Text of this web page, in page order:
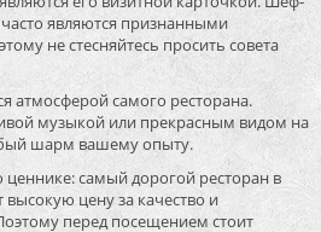
являются признанными
не стесняйтесь просить совета
атмосферой самого ресторана.
музыкой или прекрасным видом на
шарм вашему опыту.
ценнике: самый дорогой ресторан в
цену за качество и
перед посещением стоит